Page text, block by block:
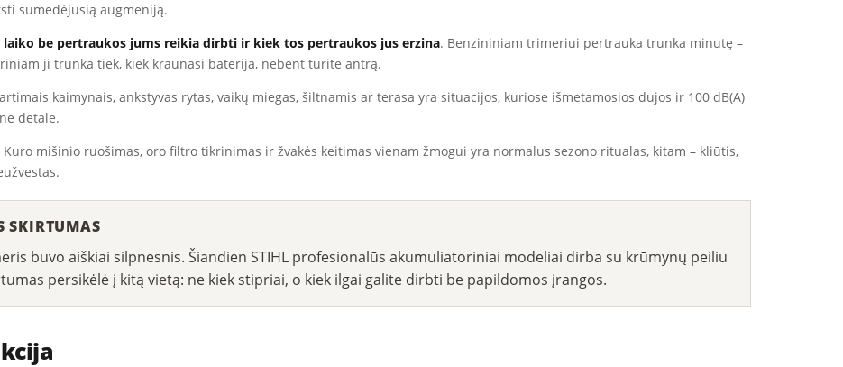
sumedėjusią augmeniją.
laiko be pertraukos jums reikia dirbti ir kiek tos pertraukos jus erzina. Benzininiam trimeriui pertrauka trunka minutę –
ji trunka tiek, kiek kraunasi baterija, nebent turite antrą.
kaimynais, ankstyvas rytas, vaikų miegas, šiltnamis ar terasa yra situacijos, kuriose išmetamosios dujos ir 100 dB(A)
detale.
mišinio ruošimas, oro filtro tikrinimas ir žvakės keitimas vienam žmogui yra normalus sezono ritualas, kitam – kliūtis,
SKIRTUMAS
buvo aiškiai silpnesnis. Šiandien STIHL profesionalūs akumuliatoriniai modeliai dirba su krūmynų peiliu
persikėlė į kitą vietą: ne kiek stipriai, o kiek ilgai galite dirbti be papildomos įrangos.